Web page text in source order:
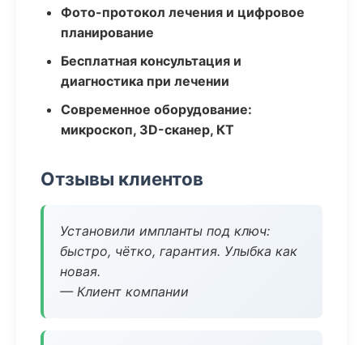
Фото-протокол лечения и цифровое
планирование
Бесплатная консультация и
диагностика при лечении
Современное оборудование:
микроскоп, 3D-сканер, КТ
Отзывы клиентов
Установили импланты под ключ:
быстро, чётко, гарантия. Улыбка как
новая.
— Клиент компании